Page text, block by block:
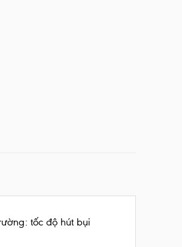
tốc độ hút bụi